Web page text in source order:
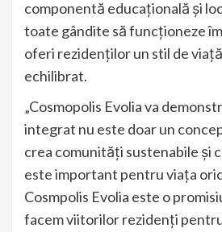
componentă educațională și
toate gândite să funcționeze
oferi rezidenților un stil de
echilibrat.
„Cosmopolis Evolia va
integrat nu este doar un
crea comunități sustenabile și
este important pentru viața
Cosmpolis Evolia este o
facem viitorilor rezidenți